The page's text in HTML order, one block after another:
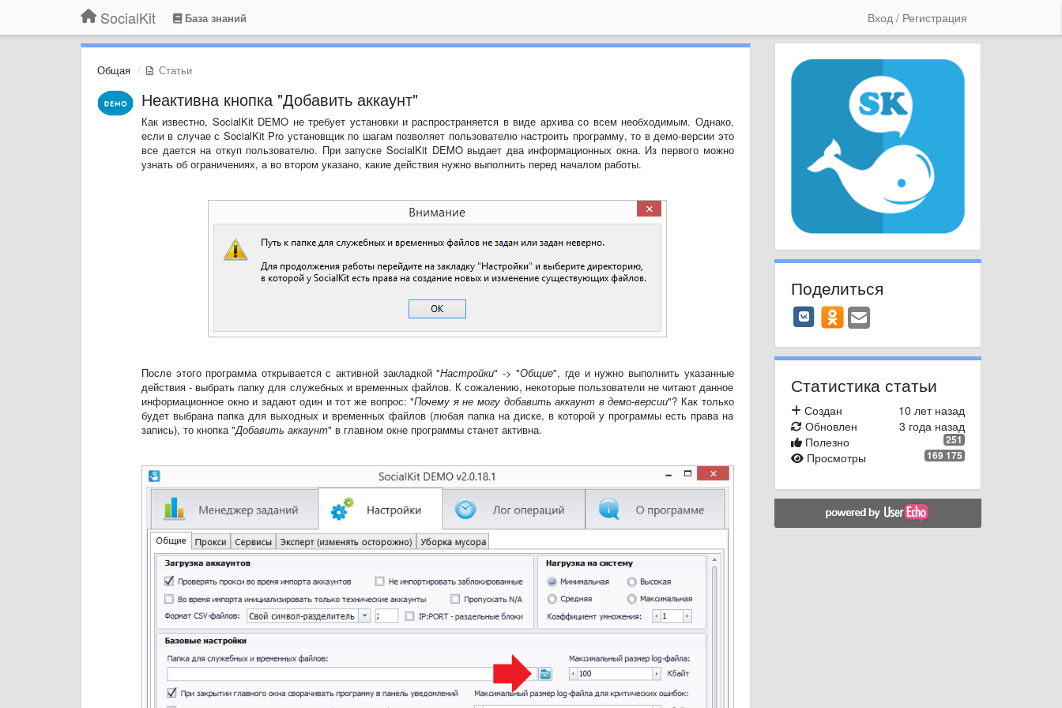
SocialKit База знаний Вход / Регистрация
Общая Статьи
Неактивна кнопка "Добавить аккаунт"
Как известно, SocialKit DEMO не требует установки и распространяется в виде архива со всем необходимым. Однако,
если в случае с SocialKit Pro установщик по шагам позволяет пользователю настроить программу, то в демо-версии это
все дается на откуп пользователю. При запуске SocialKit DEMO выдает два информационных окна. Из первого можно
узнать об ограничениях, а во втором указано, какие действия нужно выполнить перед началом работы.
После этого программа открывается с активной закладкой "Настройки" -> "Общие", где и нужно выполнить указанные
действия - выбрать папку для служебных и временных файлов. К сожалению, некоторые пользователи не читают данное
информационное окно и задают один и тот же вопрос: "Почему я не могу добавить аккаунт в демо-версии"? Как только
будет выбрана папка для выходных и временных файлов (любая папка на диске, в которой у программы есть права на
запись), то кнопка "Добавить аккаунт" в главном окне программы станет активна.
Поделиться
Статистика статьи
10 лет назад
Создан
3 года назад
Обновлен
251
Полезно
169 175
Просмотры